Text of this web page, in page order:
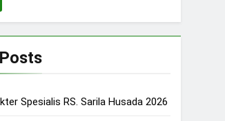
Spesialis RS. Sarila Husada 2026